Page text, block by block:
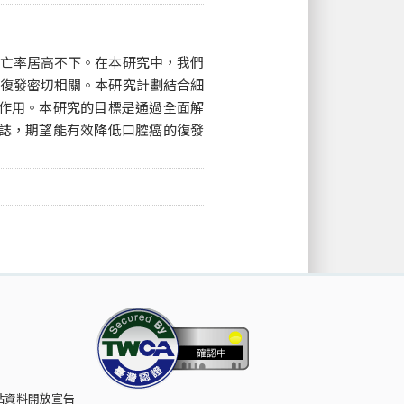
率居高不下。在本研究中，我們
發密切相關。本研究計劃結合細
用。本研究的目標是通過全面解
，期望能有效降低口腔癌的復發
資料開放宣告